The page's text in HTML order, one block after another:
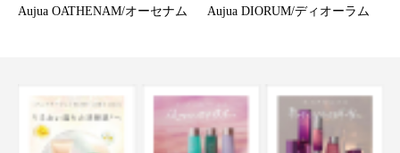
Aujua OATHENAM/オーセナム Aujua DIORUM/ディオーラム